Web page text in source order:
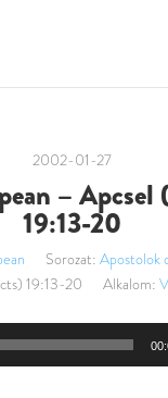
2002-01-27
– Apcsel
19:13-20
Sorozat: Apostolok
19:13-20 Alkalom:
Audió